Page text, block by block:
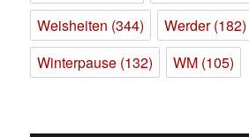
Weisheiten (344) Werder(182)
Winterpause (132) WM (105)